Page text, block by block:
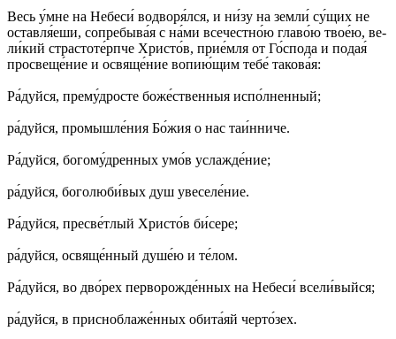
Весь у́м­не на Не­бе­си́ во­дво­ря́л­ся, и ни́зу на зем­ли́ су́­щих не
ос­тав­ля́­еши, со­пре­бы­ва́я с на́­ми все­чест­но́ю гла­во́ю твое́ю, ве­
ли́­кий стра­сто­те́рп­че Хрис­то́в, при­е́м­ля от Го́с­по­да и по­дая́
про­све­ще́­ние и ос­вя­ще́­ние во­пию́­щим те­бе́ та­ко­ва́я:
Ра́­дуй­ся, пре­му́д­ро­сте бо­же́ст­вен­ныя ис­по́л­нен­ный;
ра́­дуй­ся, про­мыш­ле́­ния Бо́­жия о нас таи́н­ни­че.
Ра́­дуй­ся, бо­го­му́дренных умо́в услаж­де́­ние;
ра́­дуй­ся, бо­го­люби́вых душ уве­се­ле́­ние.
Ра́­дуй­ся, пре­све́т­лый Хрис­то́в би́­се­ре;
ра́­дуй­ся, освя­ще́н­ный ду­ше́ю и те́­лом.
Ра́­дуй­ся, во дво́­рех пер­во­ро­жде́н­ных на Не­бе­си́ все­ли́­вый­ся;
ра́­дуй­ся, в при­сно­бла­же́н­ных оби­та́­яй чер­то́­зех.